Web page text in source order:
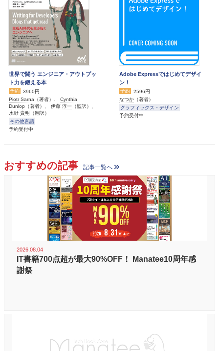
世界で闘う エンジニア・アウトプッ
ト力を鍛える本
予約
3960円
Piotr Sarna （著者）、 Cynthia
Dunlop （著者）、 伊藤 淳一 （監訳）、
水野 貴明 （翻訳）
その他言語
予約受付中
Adobe Expressではじめてデザイ
ン！
予約
2596円
なつか （著者）
グラフィックス・デザイン
予約受付中
おすすめの記事 記事一覧へ
2026.08.04
IT書籍700点超が最大90%OFF！ Manatee10周年感
謝祭